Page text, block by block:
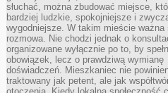
słuchać, można zbudować miejsce,
bardziej ludzkie, spokojniejsze i
wygodniejsze. W takim mieście ważna
rozmowa. Nie chodzi jednak o
organizowane wyłącznie po to, by
obowiązek, lecz o prawdziwą wymianę
doświadczeń. Mieszkaniec nie
traktowany jak petent, ale jak